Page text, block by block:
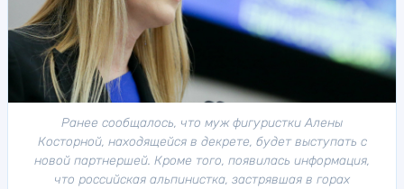
Ранее сообщалось, что муж фигуристки Алены
Косторной, находящейся в декрете, будет выступать с
новой партнершей. Кроме того, появилась информация,
что российская альпинистка, застрявшая в горах